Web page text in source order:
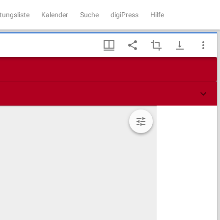
Kalender Suche digiPress Hilfe